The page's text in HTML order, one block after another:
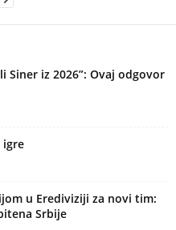
Siner iz 2026”: Ovaj odgovor
igre
u Erediviziji za novi tim:
Srbije